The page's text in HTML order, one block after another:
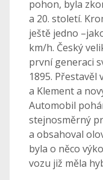
pohon, byla
a 20. století.
ještě jedno
km/h. Český
první generaci
1895. Přestavěl
a Klement a
Automobil
stejnosměrný
a obsahoval
byla o něco
vozu již měla